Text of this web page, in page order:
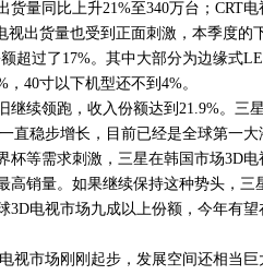
货量同比上升21%至340万台；CRT
视出货量也受到正面刺激，本季度
超过了17%。其中大部分为边缘式
40寸以下机型还不到4%。
领跑，收入份额达到21.9%。三星
直稳步增长，目前已经是全球第一
杯等需求刺激，三星在韩国市场3D
高销量。如果继续保持这种势头，
3D电视市场九成以上份额，今年有
市场刚刚起步，发展空间还相当巨